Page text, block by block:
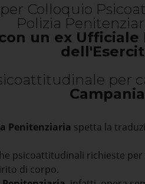
Colloquio
Polizia
un ex
per
Campania
Penitenziaria spetta la
psicoattitudinali richieste
di corpo.